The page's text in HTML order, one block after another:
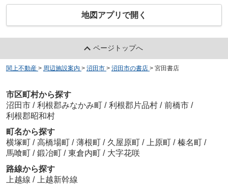
地図アプリで開く
ページトップへ
関上不動産 > 周辺施設案内 > 沼田市 > 沼田市の書店 > 宮田書店
市区町村から探す
沼田市 / 利根郡みなかみ町 / 利根郡片品村 / 前橋市 /
利根郡昭和村
町名から探す
横塚町 / 高橋場町 / 薄根町 / 久屋原町 / 上原町 / 榛名町 /
馬喰町 / 鍛冶町 / 東倉内町 / 大字花咲
路線から探す
上越線 /
上越新幹線